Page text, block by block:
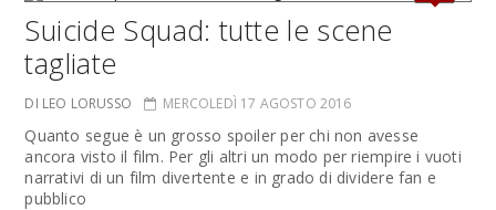
Suicide Squad: tutte le scene
tagliate
DI LEO LORUSSO MERCOLEDÌ 17 AGOSTO 2016
Quanto segue è un grosso spoiler per chi non avesse
ancora visto il film. Per gli altri un modo per riempire i vuoti
narrativi di un film divertente e in grado di dividere fan e
pubblico